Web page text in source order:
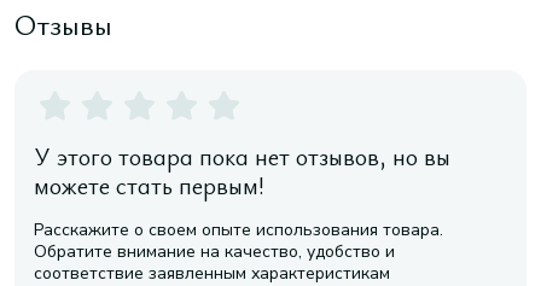
Отзывы
У этого товара пока нет отзывов, но вы
можете стать первым!
Расскажите о своем опыте использования товара.
Обратите внимание на качество, удобство и
соответствие заявленным характеристикам